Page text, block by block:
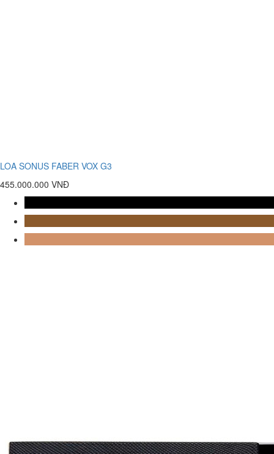
LOA SONUS FABER VOX G3
455.000.000 VNĐ